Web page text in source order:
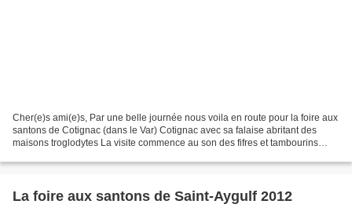
Cher(e)s ami(e)s, Par une belle journée nous voila en route pour la foire aux
santons de Cotignac (dans le Var) Cotignac avec sa falaise abritant des
maisons troglodytes La visite commence au son des fifres et tambourins
La foire aux santons de Saint-Aygulf 2012